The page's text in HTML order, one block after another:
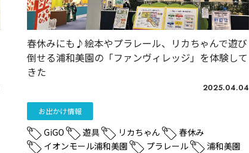
春休みにも♪絵本やプラレール、リカちゃんで遊び
倒せる浦和美園の「ファンヴィレッジ」を体験して
きた
2025.04.04
お出かけ情報
GiGO 遊具 リカちゃん
春休み
イオンモール浦和美園
プラレール
浦和美園